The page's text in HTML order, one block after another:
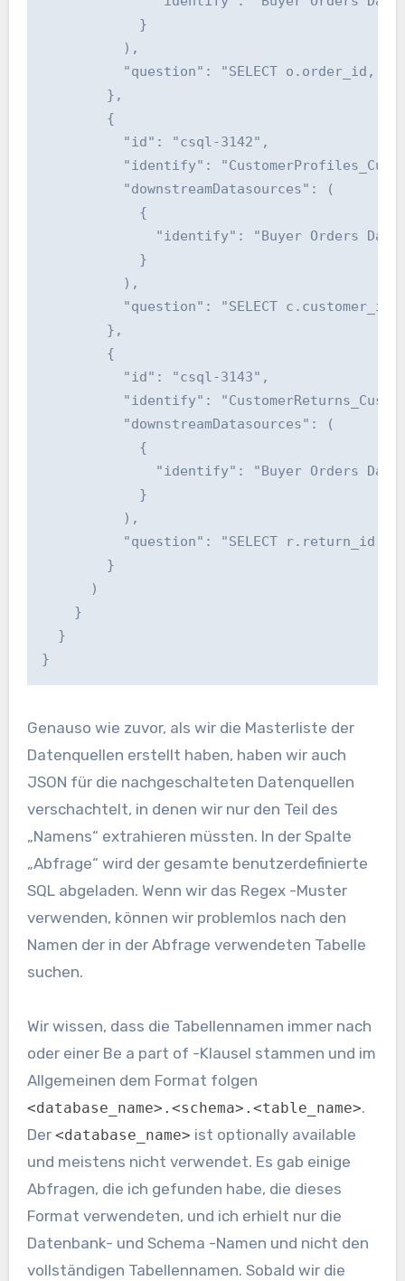
            }
          ),
"question": "SELECT o.order_id,
        },
        {
          "id": "csql-3142",
"identify":
          "downstreamDatasources": (
            {
"identify": "Buyer Orders
            }
          ),
"question": "SELECT
        },
        {
          "id": "csql-3143",
"identify":
          "downstreamDatasources": (
            {
"identify": "Buyer Orders
            }
          ),
"question": "SELECT r.return_id,
        }
      )
    }
  }
}
Genauso wie zuvor, als wir die Masterliste der
Datenquellen erstellt haben, haben wir auch
JSON für die nachgeschalteten Datenquellen
verschachtelt, in denen wir nur den Teil des
„Namens“ extrahieren müssten. In der Spalte
„Abfrage“ wird der gesamte benutzerdefinierte
SQL abgeladen. Wenn wir das Regex -Muster
verwenden, können wir problemlos nach den
Namen der in der Abfrage verwendeten Tabelle
suchen.
Wir wissen, dass die Tabellennamen immer nach
oder einer Be a part of -Klausel stammen und im
Allgemeinen dem Format folgen
<database_name>.<schema>.<table_name>.
Der <database_name> ist optionally available
und meistens nicht verwendet. Es gab einige
Abfragen, die ich gefunden habe, die dieses
Format verwendeten, und ich erhielt nur die
Datenbank- und Schema -Namen und nicht den
vollständigen Tabellennamen. Sobald wir die